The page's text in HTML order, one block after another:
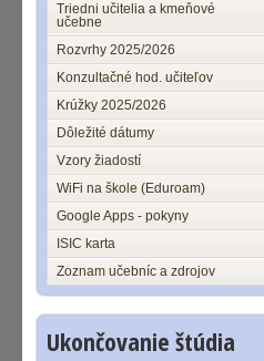
Triedni učitelia a kmeňové
učebne
Rozvrhy 2025/2026
Konzultačné hod. učiteľov
Krúžky 2025/2026
Dôležité dátumy
Vzory žiadostí
WiFi na škole (Eduroam)
Google Apps - pokyny
ISIC karta
Zoznam učebníc a zdrojov
Ukončovanie štúdia